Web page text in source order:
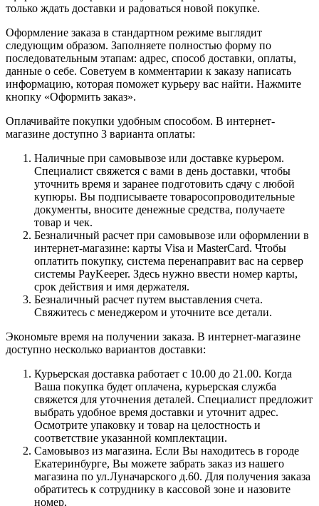
только ждать доставки и радоваться новой покупке.
Оформление заказа в стандартном режиме выглядит
следующим образом. Заполняете полностью форму по
последовательным этапам: адрес, способ доставки, оплаты,
данные о себе. Советуем в комментарии к заказу написать
информацию, которая поможет курьеру вас найти. Нажмите
кнопку «Оформить заказ».
Оплачивайте покупки удобным способом. В интернет-
магазине доступно 3 варианта оплаты:
Наличные при самовывозе или доставке курьером.
Специалист свяжется с вами в день доставки, чтобы
уточнить время и заранее подготовить сдачу с любой
купюры. Вы подписываете товаросопроводительные
документы, вносите денежные средства, получаете
товар и чек.
Безналичный расчет при самовывозе или оформлении в
интернет-магазине: карты Visa и MasterCard. Чтобы
оплатить покупку, система перенаправит вас на сервер
системы PayKeeper. Здесь нужно ввести номер карты,
срок действия и имя держателя.
Безналичный расчет путем выставления счета.
Свяжитесь с менеджером и уточните все детали.
Экономьте время на получении заказа. В интернет-магазине
доступно несколько вариантов доставки:
Курьерская доставка работает с 10.00 до 21.00. Когда
Ваша покупка будет оплачена, курьерская служба
свяжется для уточнения деталей. Специалист предложит
выбрать удобное время доставки и уточнит адрес.
Осмотрите упаковку и товар на целостность и
соответствие указанной комплектации.
Самовывоз из магазина. Если Вы находитесь в городе
Екатеринбурге, Вы можете забрать заказ из нашего
магазина по ул.Луначарского д.60. Для получения заказа
обратитесь к сотруднику в кассовой зоне и назовите
номер.